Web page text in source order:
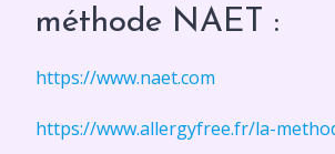
méthode NAET :
https://www.naet.com
https://www.allergyfree.fr/la-